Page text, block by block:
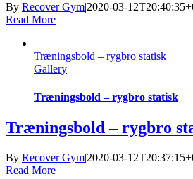
By Recover Gym|2020-03-
Read More
Træningsbold – rygbro statisk
Gallery
Træningsbold – rygbro statisk
Træningsbold – rygbro
By Recover Gym|2020-03-
Read More